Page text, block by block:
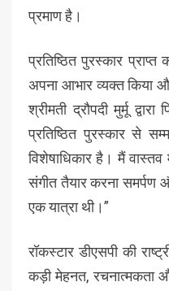
प्रमाण है।
प्रतिष्ठित पुरस्कार
अपना आभार व्यक्त किया
श्रीमती द्रौपदी मुर्मू
प्रतिष्ठित पुरस्कार से
विशेषाधिकार है। मैं
संगीत तैयार करना समर्पण
एक यात्रा थी।”
रॉकस्टार डीएसपी की
कड़ी मेहनत, रचनात्मकता